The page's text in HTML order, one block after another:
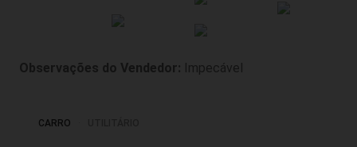
Observações do Vendedor: Impecável
CARRO